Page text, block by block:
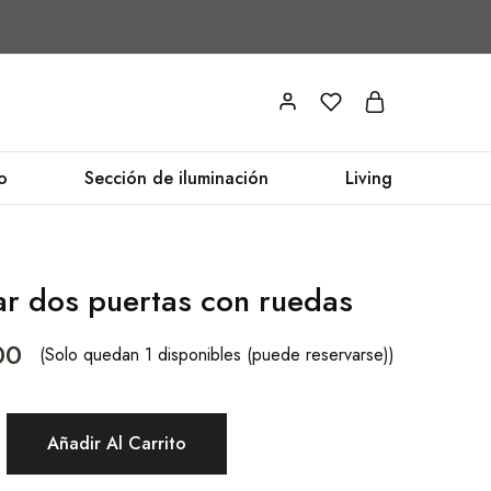
Sección de iluminación Living
dos puertas con ruedas
(Solo quedan 1 disponibles (puede reservarse))
Añadir Al Carrito